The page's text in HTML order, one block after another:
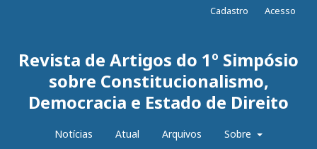
Revista de Artigos do 1º Simpósio
sobre Constitucionalismo,
Democracia e Estado de Direito
Notícias Atual Arquivos Sobre
Cadastro Acesso